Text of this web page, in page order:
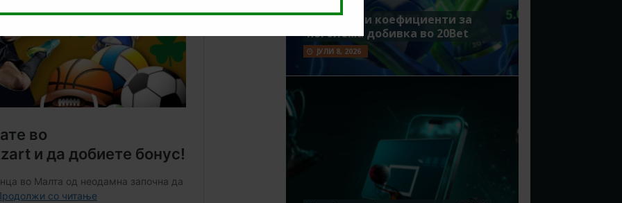
Зголемени коефициенти за
поголема добивка во 20Bet
ЈУЛИ 8, 2026